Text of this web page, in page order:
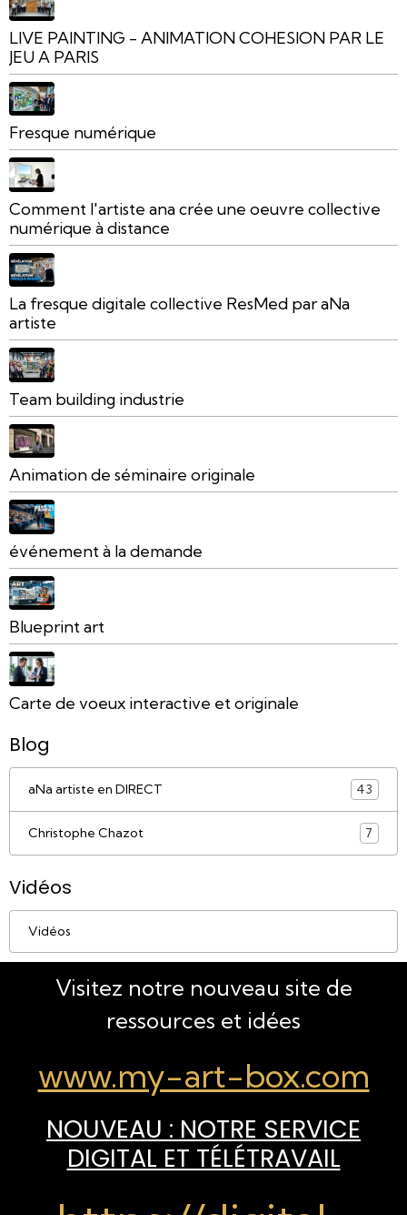
LIVE PAINTING - ANIMATION COHESION PAR LE
JEU A PARIS
Fresque numérique
Comment l'artiste ana crée une oeuvre collective
numérique à distance
La fresque digitale collective ResMed par aNa
artiste
Team building industrie
Animation de séminaire originale
événement à la demande
Blueprint art
Carte de voeux interactive et originale
Blog
aNa artiste en DIRECT 43
Christophe Chazot 7
Vidéos
Vidéos
Visitez notre nouveau site de
ressources et idées
www.my-art-box.com
NOUVEAU : NOTRE SERVICE
DIGITAL ET TÉLÉTRAVAIL